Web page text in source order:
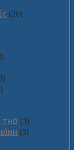
(26)
THỜ (3)
(3)